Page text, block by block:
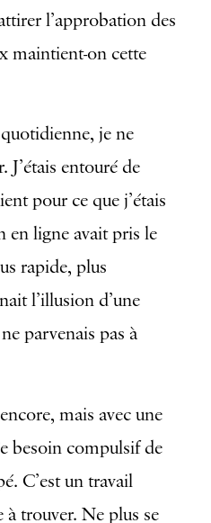
l’approbation des
maintient-on cette
je ne
J’étais entouré de
pour ce que j’étais
en ligne avait pris le
rapide, plus
l’illusion d’une
parvenais pas à
mais avec une
besoin compulsif de
C’est un travail
trouver. Ne plus se